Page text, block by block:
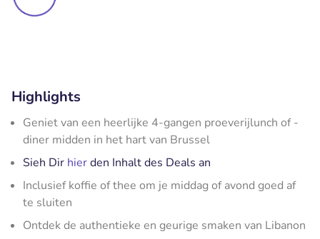
Highlights
Geniet van een heerlijke 4-gangen proeverijlunch of -
diner midden in het hart van Brussel
Sieh Dir hierden Inhalt des Deals an
Inclusief koffie of thee om je middag of avond goed af
te sluiten
Ontdek de authentieke en geurige smaken van Libanon